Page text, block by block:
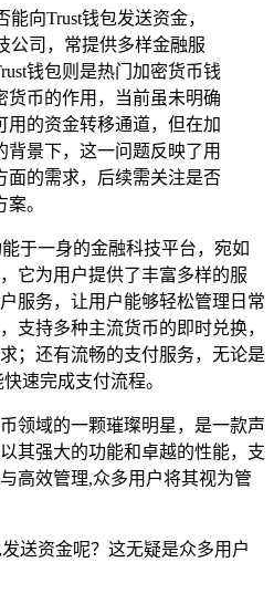
能向Trust钱包发送资金，
公司，常提供多样金融服
钱包则是热门加密货币钱
货币的作用，当前虽未明确
用的资金转移通道，但在加
背景下，这一问题反映了用
面的需求，后续需关注是否
。
于一身的金融科技平台，宛如
它为用户提供了丰富多样的服
服务，让用户能够轻松管理日常
支持多种主流货币的即时兑换，
；还有流畅的支付服务，无论是
速完成支付流程。
领域的一颗璀璨明星，是一款声
其强大的功能和卓越的性能，支
高效管理,众多用户将其视为管
送资金呢？这无疑是众多用户